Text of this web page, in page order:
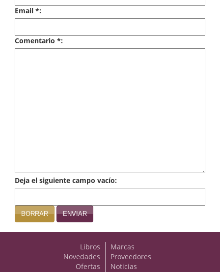
Historia
Infantil y juvenil
Mafia y espionaje
Matemáticas
Medicina
Email *:
Comentario *:
Deja el siguiente campo vacío:
BORRAR ENVIAR
Libros
Novedades
Ofertas
Marcas
Proveedores
Noticias